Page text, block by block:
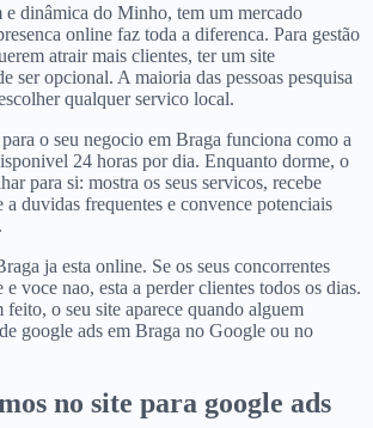
e dinâmica do Minho, tem um mercado
online faz toda a diferenca. Para gestão
atrair mais clientes, ter um site
ser opcional. A maioria das pessoas pesquisa
qualquer servico local.
o seu negocio em Braga funciona como a
24 horas por dia. Enquanto dorme, o
para si: mostra os seus servicos, recebe
a duvidas frequentes e convence potenciais
ja esta online. Se os seus concorrentes
voce nao, esta a perder clientes todos os dias.
o seu site aparece quando alguem
google ads em Braga no Google ou no
no site para google ads